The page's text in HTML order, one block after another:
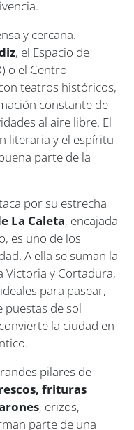
y cercana.
, el Espacio de
o el Centro
teatros históricos,
constante de
al aire libre. El
literaria y el espíritu
parte de la
por su estrecha
La Caleta, encajada
es uno de los
A ella se suman la
Victoria y Cortadura,
para pasear,
de sol
la ciudad en
pilares de
frituras
, erizos,
parte de una